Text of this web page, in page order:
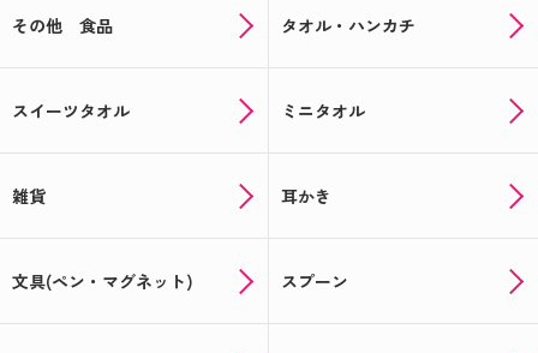
その他 食品 タオル・ハンカチ
スイーツタオル ミニタオル
雑貨 耳かき
文具(ペン・マグネット) スプーン